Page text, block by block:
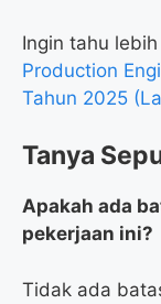
Ingin tahu
Production
Tahun 2025
Tanya
Apakah ada
pekerjaan ini?
Tidak ada